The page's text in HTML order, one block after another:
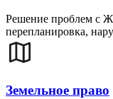
Решение проблем с
перепланировка,
Земельное право